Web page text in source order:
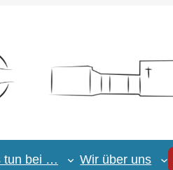
tun bei … Wir über uns